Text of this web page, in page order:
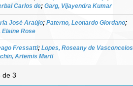
Carlos de; Garg, Vijayendra Kumar
José Araújo; Paterno, Leonardo Giordano;
Elaine Rose
Fressatti; Lopes, Roseany de Vasconcelos
Artemis Marti
de 3